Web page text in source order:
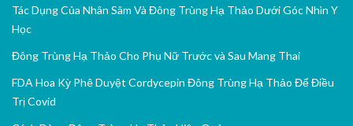
Tác Dụng Của Nhân Sâm Và Đông Trùng Hạ Thảo Dưới Góc Nhìn Y
Học
Đông Trùng Hạ Thảo Cho Phụ Nữ Trước và Sau Mang Thai
FDA Hoa Kỳ Phê Duyệt Cordycepin Đông Trùng Hạ Thảo Để Điều
Trị Covid